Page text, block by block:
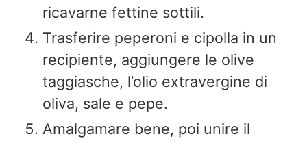
ricavarne fettine sottili.
Trasferire peperoni e cipolla in un
recipiente, aggiungere le olive
taggiasche, l’olio extravergine di
oliva, sale e pepe.
Amalgamare bene, poi unire il